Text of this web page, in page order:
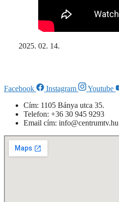
2025. 02. 14.
Facebook Instagram
Youtube
Cím: 1105 Bánya utca 35.
Telefon: +36 30 945 9293
Email cím: info@centrumtv.hu